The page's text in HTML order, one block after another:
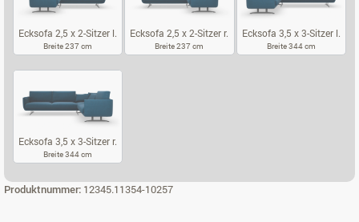
Ecksofa 2,5 x 2-Sitzer l.
Breite 237 cm
Ecksofa 2,5 x 2-Sitzer r.
Breite 237 cm
Ecksofa 3,5 x 3-Sitzer l.
Breite 344 cm
Ecksofa 3,5 x 3-Sitzer r.
Breite 344 cm
Produktnummer: 12345.11354-10257